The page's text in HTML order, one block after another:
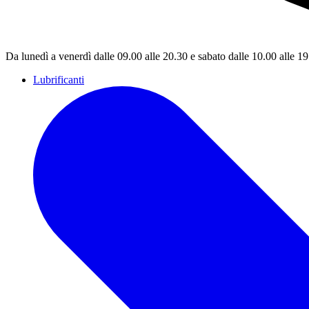
Da lunedì a venerdì dalle 09.00 alle 20.30 e sabato dalle 10.00 alle
Lubrificanti